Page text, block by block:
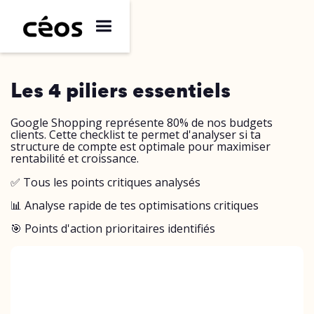
Les 4 piliers essentiels
Google Shopping représente 80% de nos budgets
clients. Cette checklist te permet d'analyser si ta
structure de compte est optimale pour maximiser
rentabilité et croissance.
✅ Tous les points critiques analysés
📊 Analyse rapide de tes optimisations critiques
🎯 Points d'action prioritaires identifiés